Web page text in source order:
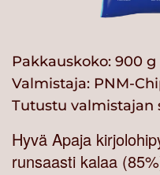
Pakkauskoko: 900 g
Valmistaja: PNM-
Tutustu valmistajan
Hyvä Apaja
runsaasti kalaa